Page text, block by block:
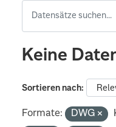
Keine
Sortieren nach
Formate: DWG